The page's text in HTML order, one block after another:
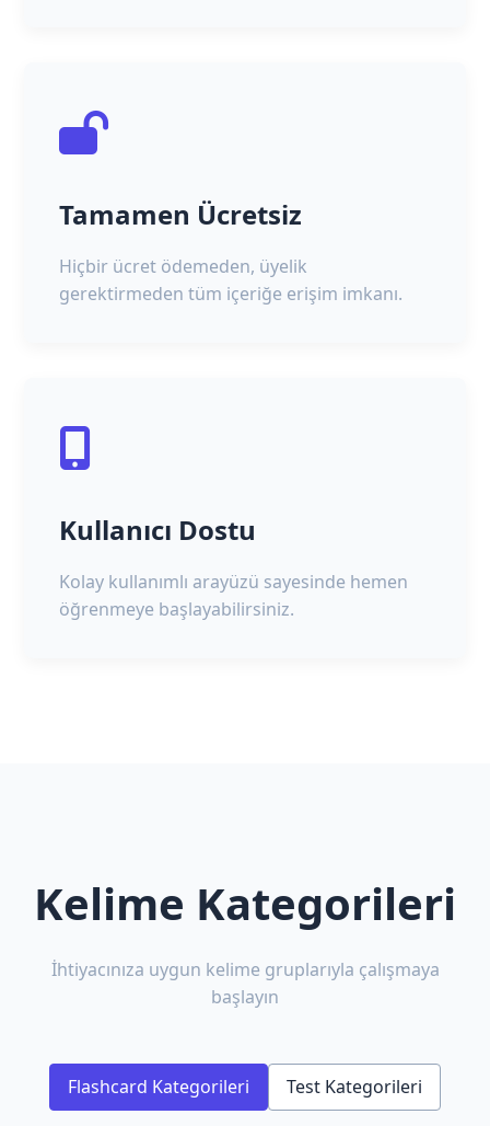
Tamamen Ücretsiz
Hiçbir ücret ödemeden, üyelik
gerektirmeden tüm içeriğe erişim imkanı.
Kullanıcı Dostu
Kolay kullanımlı arayüzü sayesinde hemen
öğrenmeye başlayabilirsiniz.
Kelime Kategorileri
İhtiyacınıza uygun kelime gruplarıyla çalışmaya
başlayın
Flashcard Kategorileri Test Kategorileri